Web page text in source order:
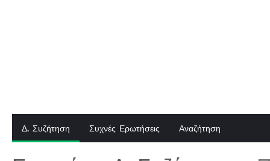
Δ. Συζήτηση Συχνές Ερωτήσεις Αναζήτηση